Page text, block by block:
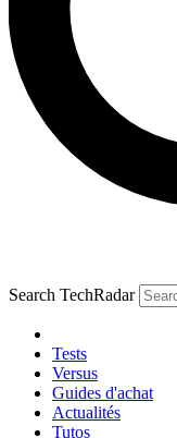
Search TechRadar
Tests
Versus
Guides d'achat
Actualités
Tutos